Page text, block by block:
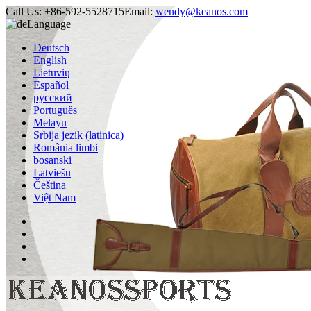
Call Us: +86-592-5528715Email: wendy@keanos.com
Language
Deutsch
English
Lietuvių
Español
русский
Português
Melayu
Srbija jezik (latinica)
România limbi
bosanski
Latviešu
Čeština
Việt Nam